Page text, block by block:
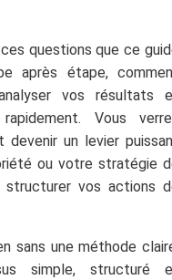
questions que ce
après étape,
vos résultats
Vous
un levier
ou votre stratégie
structurer vos actions
sans une méthode
simple, structuré